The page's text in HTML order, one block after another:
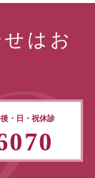
はお
・日・祝休診